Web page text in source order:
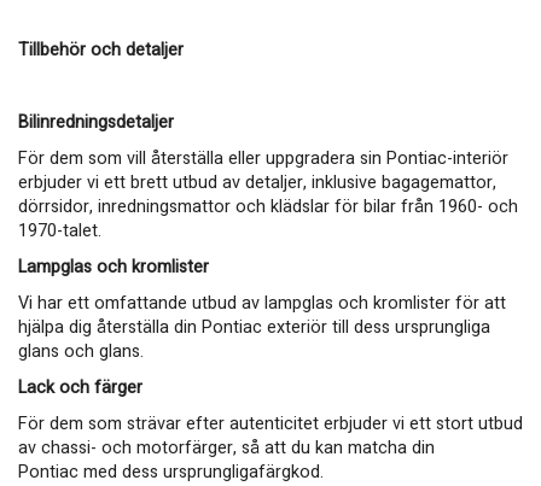
Tillbehör och detaljer
Bilinredningsdetaljer
För dem som vill återställa eller uppgradera sin Pontiac-interiör
erbjuder vi ett brett utbud av detaljer, inklusive bagagemattor,
dörrsidor, inredningsmattor och klädslar för bilar från 1960- och
1970-talet.
Lampglas och kromlister
Vi har ett omfattande utbud av lampglas och kromlister för att
hjälpa dig återställa din Pontiac exteriör till dess ursprungliga
glans och glans.
Lack och färger
För dem som strävar efter autenticitet erbjuder vi ett stort utbud
av chassi- och motorfärger, så att du kan matcha din
Pontiac med dess ursprungligafärgkod.